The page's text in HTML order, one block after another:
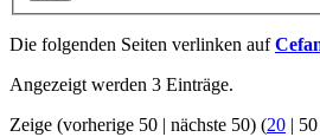
Die folgenden Seiten verlinken auf
Angezeigt werden 3 Einträge.
Zeige (vorherige 50 | nächste 50) (20 | 50